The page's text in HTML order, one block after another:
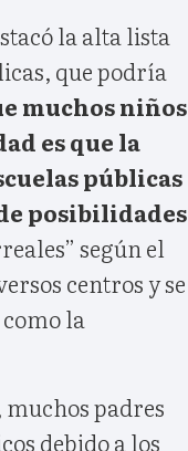
la alta lista
que podría
muchos niños
es que la
públicas
posibilidades
según el
centros y se
la
padres
debido a los